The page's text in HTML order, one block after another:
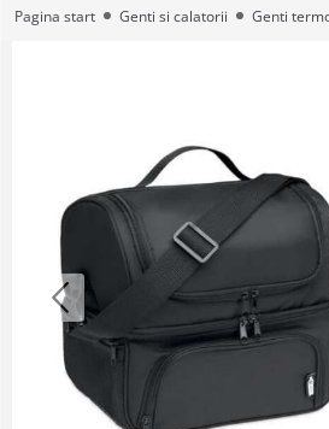
Pagina start Genti si calatorii Genti